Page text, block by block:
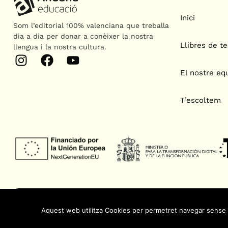
Som l’editorial 100% valenciana que treballa
dia a dia per donar a conèixer la nostra
llengua i la nostra cultura.
Inici
Llibres de
El nostre
T’escoltem
Aquest web utilitza Cookies per permetret navegar